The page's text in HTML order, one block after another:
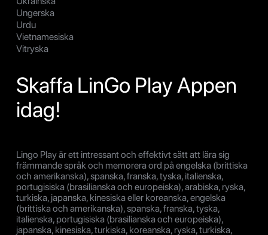
Ungerska
Urdu
Vietnamesiska
Vitryska
Skaffa LinGo Play Appen
idag!
Lingo Play är ett intressant och effektivt sätt att lära sig
främmande språk och memorera ord på engelska (brittiska
och amerikanska), spanska, franska, tyska, italienska,
portugisiska (brasilianska och europeiska), arabiska, ryska,
turkiska, japanska, kinesiska eller koreanska, engelska
(brittiska och amerikanska), spanska, franska, tyska,
italienska, portugisiska (brasilianska och europeiska),
japanska, kinesiska, turkiska, koreanska, ryska, turkiska,